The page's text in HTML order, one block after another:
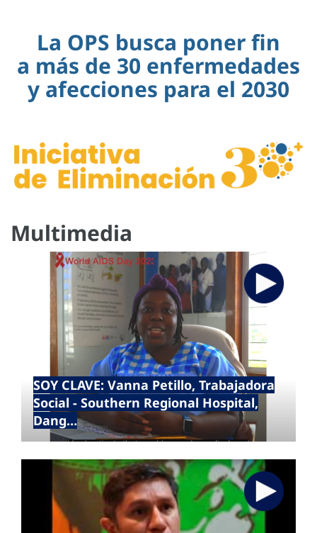
La OPS busca poner fin
a más de 30 enfermedades
y afecciones para el 2030
Multimedia
SOY CLAVE: Vanna Petillo, Trabajadora
Social - Southern Regional Hospital,
Dang…